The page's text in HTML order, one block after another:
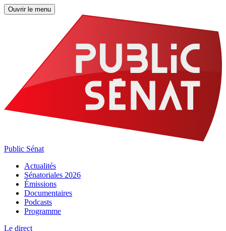
Ouvrir le menu
Public Sénat
Actualités
Sénatoriales 2026
Émissions
Documentaires
Podcasts
Programme
Le direct